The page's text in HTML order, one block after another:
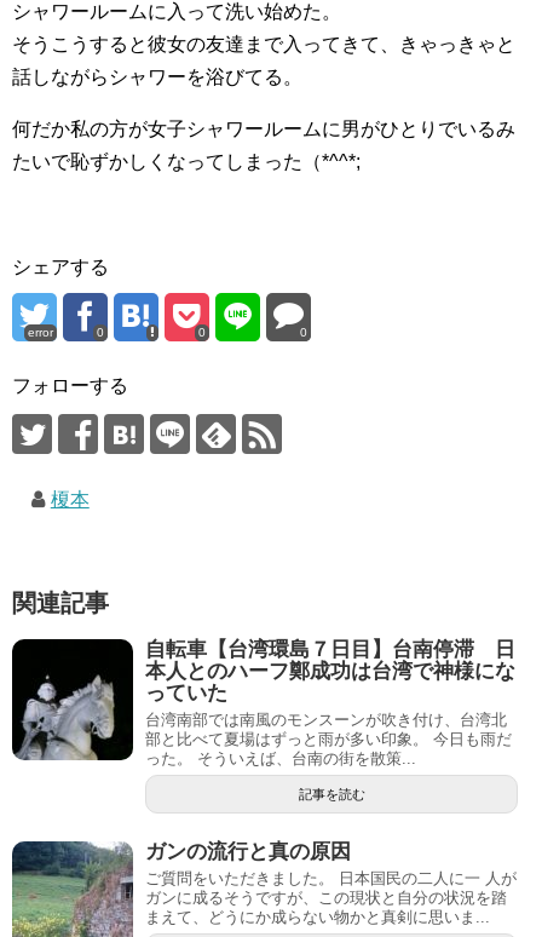
シャワールームに入って洗い始めた。
そうこうすると彼女の友達まで入ってきて、きゃっきゃと
話しながらシャワーを浴びてる。
何だか私の方が女子シャワールームに男がひとりでいるみ
たいで恥ずかしくなってしまった（*^^*;
シェアする
error 0 0 0
フォローする
榎本
関連記事
自転車【台湾環島７日目】台南停滞 日
本人とのハーフ鄭成功は台湾で神様にな
っていた
台湾南部では南風のモンスーンが吹き付け、台湾北
部と比べて夏場はずっと雨が多い印象。 今日も雨だ
った。 そういえば、台南の街を散策...
記事を読む
ガンの流行と真の原因
ご質問をいただきました。 日本国民の二人に一 人が
ガンに成るそうですが、この現状と自分の状況を踏
まえて、どうにか成らない物かと真剣に思いま...